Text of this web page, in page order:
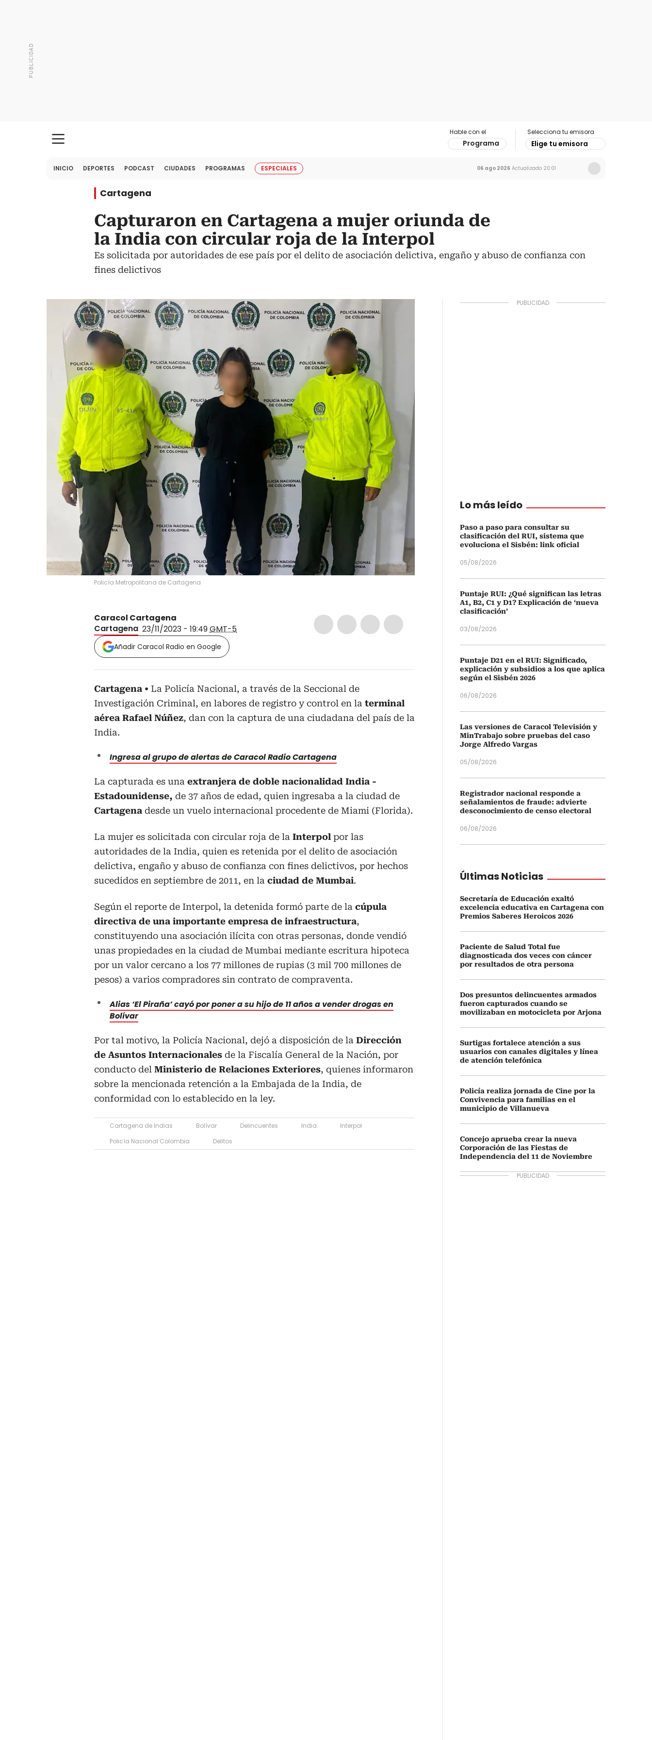
Hable con el
Programa
Selecciona tu emisora
Elige tu emisora
INICIO DEPORTES PODCAST CIUDADES PROGRAMAS ESPECIALES 06 ago 2026 Actualizado 20:01
Cartagena
Capturaron en Cartagena a mujer oriunda de
la India con circular roja de la Interpol
Es solicitada por autoridades de ese país por el delito de asociación delictiva, engaño y abuso de confianza con
fines delictivos
Policía Metropolitana de Cartagena
Caracol Cartagena
Cartagena 23/11/2023 - 19:49GMT-5
Añadir Caracol Radio en Google
Cartagena
La Policía Nacional, a través de la Seccional de
Investigación Criminal, en labores de registro y control en la terminal
aérea Rafael Núñez, dan con la captura de una ciudadana del país de la
India.
Ingresa al grupo de alertas de Caracol Radio Cartagena
La capturada es una extranjera de doble nacionalidad India -
Estadounidense, de 37 años de edad, quien ingresaba a la ciudad de
Cartagena desde un vuelo internacional procedente de Miami (Florida).
La mujer es solicitada con circular roja de la Interpol por las
autoridades de la India, quien es retenida por el delito de asociación
delictiva, engaño y abuso de confianza con fines delictivos, por hechos
sucedidos en septiembre de 2011, en la ciudad de Mumbai.
Según el reporte de Interpol, la detenida formó parte de la cúpula
directiva de una importante empresa de infraestructura,
constituyendo una asociación ilícita con otras personas, donde vendió
unas propiedades en la ciudad de Mumbai mediante escritura hipoteca
por un valor cercano a los 77 millones de rupias (3 mil 700 millones de
pesos) a varios compradores sin contrato de compraventa.
Alias ‘El Piraña’ cayó por poner a su hijo de 11 años a vender drogas en
Bolívar
Por tal motivo, la Policía Nacional, dejó a disposición de la Dirección
de Asuntos Internacionales de la Fiscalía General de la Nación, por
conducto del Ministerio de Relaciones Exteriores, quienes informaron
sobre la mencionada retención a la Embajada de la India, de
conformidad con lo establecido en la ley.
Cartagena de Indias Bolívar Delincuentes India
Interpol
Policía Nacional Colombia
Delitos
Lo más leído
Paso a paso para consultar su
clasificación del RUI, sistema que
evoluciona el Sisbén: link oficial
05/08/2026
Puntaje RUI: ¿Qué significan las letras
A1, B2, C1 y D1? Explicación de ‘nueva
clasificación’
03/08/2026
Puntaje D21 en el RUI: Significado,
explicación y subsidios a los que aplica
según el Sisbén 2026
06/08/2026
Las versiones de Caracol Televisión y
MinTrabajo sobre pruebas del caso
Jorge Alfredo Vargas
05/08/2026
Registrador nacional responde a
señalamientos de fraude: advierte
desconocimiento de censo electoral
06/08/2026
Últimas Noticias
Secretaría de Educación exaltó
excelencia educativa en Cartagena con
Premios Saberes Heroicos 2026
Paciente de Salud Total fue
diagnosticada dos veces con cáncer
por resultados de otra persona
Dos presuntos delincuentes armados
fueron capturados cuando se
movilizaban en motocicleta por Arjona
Surtigas fortalece atención a sus
usuarios con canales digitales y línea
de atención telefónica
Policía realiza jornada de Cine por la
Convivencia para familias en el
municipio de Villanueva
Concejo aprueba crear la nueva
Corporación de las Fiestas de
Independencia del 11 de Noviembre